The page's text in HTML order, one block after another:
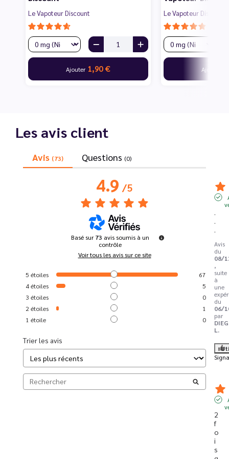
Le Vapoteur Discount
Ajouter 1,90 €
Le Vapoteur Discount
Ajouter
Les avis client
Avis (73) Questions (0)
4.9/5
Basé sur73 avis soumis à un
contrôle
Voir tous les avis sur ce site
5 étoiles
67
4étoiles
5
3 étoiles
0
2 étoiles
1
1 étoile 0
Trier les avis
.
.
.
Avis
du
08/
,
suite
à
une
du
06/
par
L.
2
f
o
i
s